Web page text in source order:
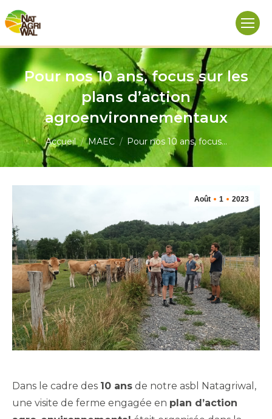
Pour nos 10 ans, focus sur les
plans d’action
agroenvironnementaux
Vous êtes ici :
Accueil MAEC Pour nos 10 ans, focus…
Août 1 2023
Dans le cadre des 10 ans de notre asbl Natagriwal,
une visite de ferme engagée en plan d’action